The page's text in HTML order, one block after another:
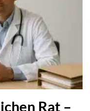
Rat –